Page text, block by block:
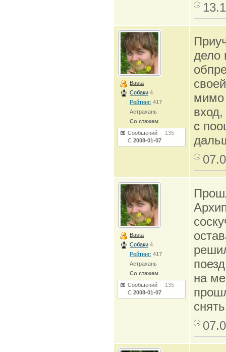
Basta
Собаки 4
Рейтинг: 417
Астрахань
Со стажем
Сообщений 135
С 2008-01-07
дело
мимо
с
Basta
Собаки 4
Рейтинг: 417
Астрахань
Со стажем
Сообщений 135
С 2008-01-07
на